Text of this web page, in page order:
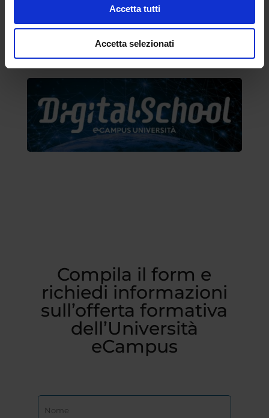
Accetta tutti
Accetta selezionati
Compila il form e
richiedi informazioni
sull’offerta formativa
dell’Università
eCampus